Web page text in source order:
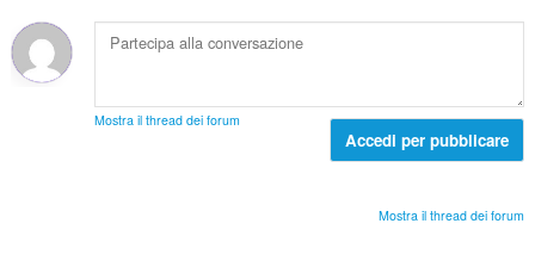
Mostra il thread dei forum
Accedi per pubblicare
Mostra il thread dei forum